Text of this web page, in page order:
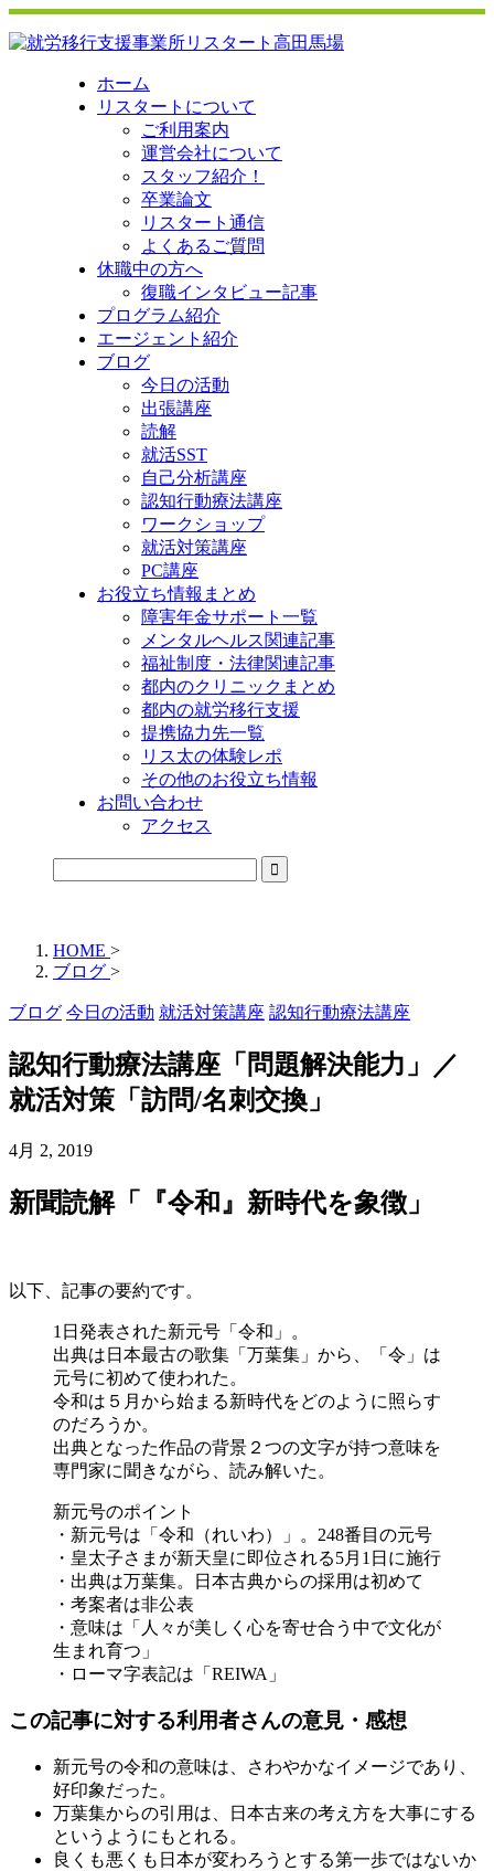
ホーム
リスタートについて
ご利用案内
運営会社について
スタッフ紹介！
卒業論文
リスタート通信
よくあるご質問
休職中の方へ
復職インタビュー記事
プログラム紹介
エージェント紹介
ブログ
今日の活動
出張講座
読解
就活SST
自己分析講座
認知行動療法講座
ワークショップ
就活対策講座
PC講座
お役立ち情報まとめ
障害年金サポート一覧
メンタルヘルス関連記事
福祉制度・法律関連記事
都内のクリニックまとめ
都内の就労移行支援
提携協力先一覧
リス太の体験レポ
その他のお役立ち情報
お問い合わせ
アクセス
HOME >
ブログ >
ブログ 今日の活動 就活対策講座 認知行動療法講座
認知行動療法講座「問題解決能力」／
就活対策「訪問/名刺交換」
4月 2, 2019
新聞読解「『令和』新時代を象徴」
以下、記事の要約です。
1日発表された新元号「令和」。
出典は日本最古の歌集「万葉集」から、「令」は
元号に初めて使われた。
令和は５月から始まる新時代をどのように照らす
のだろうか。
出典となった作品の背景２つの文字が持つ意味を
専門家に聞きながら、読み解いた。
新元号のポイント
・新元号は「令和（れいわ）」。248番目の元号
・皇太子さまが新天皇に即位される5月1日に施行
・出典は万葉集。日本古典からの採用は初めて
・考案者は非公表
・意味は「人々が美しく心を寄せ合う中で文化が
生まれ育つ」
・ローマ字表記は「REIWA」
この記事に対する利用者さんの意見・感想
新元号の令和の意味は、さわやかなイメージであり、
好印象だった。
万葉集からの引用は、日本古来の考え方を大事にする
というようにもとれる。
良くも悪くも日本が変わろうとする第一歩ではないか